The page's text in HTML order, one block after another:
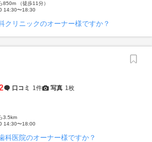
850m （徒歩11分）
14:30〜18:30
クリニックのオーナー様ですか？
口コミ 1件 写真 1枚
3.5km
14:30〜18:00
科医院のオーナー様ですか？